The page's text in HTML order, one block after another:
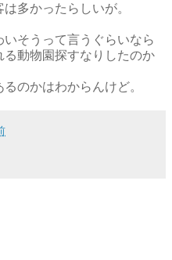
多かったらしいが。
そうって言うぐらいなら
動物園探すなりしたのか
のかはわからんけど。